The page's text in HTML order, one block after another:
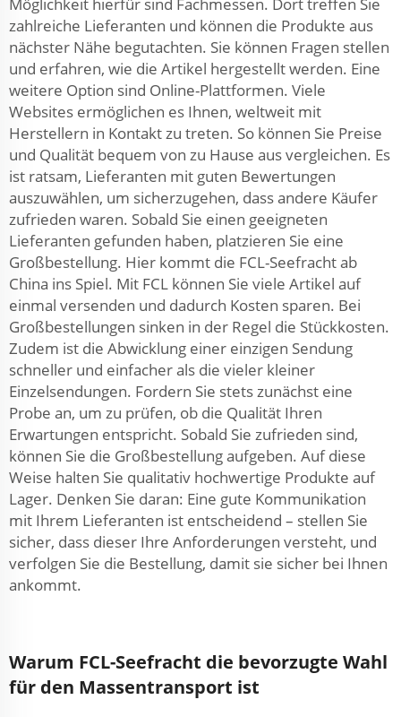
zahlreiche Lieferanten und können die Produkte aus
nächster Nähe begutachten. Sie können Fragen stellen
und erfahren, wie die Artikel hergestellt werden. Eine
weitere Option sind Online-Plattformen. Viele
Websites ermöglichen es Ihnen, weltweit mit
Herstellern in Kontakt zu treten. So können Sie Preise
und Qualität bequem von zu Hause aus vergleichen. Es
ist ratsam, Lieferanten mit guten Bewertungen
auszuwählen, um sicherzugehen, dass andere Käufer
zufrieden waren. Sobald Sie einen geeigneten
Lieferanten gefunden haben, platzieren Sie eine
Großbestellung. Hier kommt die FCL-Seefracht ab
China ins Spiel. Mit FCL können Sie viele Artikel auf
einmal versenden und dadurch Kosten sparen. Bei
Großbestellungen sinken in der Regel die Stückkosten.
Zudem ist die Abwicklung einer einzigen Sendung
schneller und einfacher als die vieler kleiner
Einzelsendungen. Fordern Sie stets zunächst eine
Probe an, um zu prüfen, ob die Qualität Ihren
Erwartungen entspricht. Sobald Sie zufrieden sind,
können Sie die Großbestellung aufgeben. Auf diese
Weise halten Sie qualitativ hochwertige Produkte auf
Lager. Denken Sie daran: Eine gute Kommunikation
mit Ihrem Lieferanten ist entscheidend – stellen Sie
sicher, dass dieser Ihre Anforderungen versteht, und
verfolgen Sie die Bestellung, damit sie sicher bei Ihnen
ankommt.
Warum FCL-Seefracht die bevorzugte Wahl
für den Massentransport ist